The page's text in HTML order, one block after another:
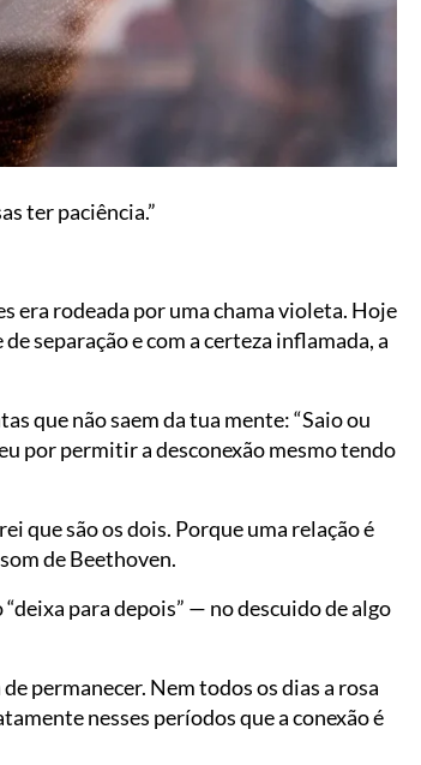
ter paciência.”
era rodeada por uma chama violeta. Hoje
separação e com a certeza inflamada, a
que não saem da tua mente: “Saio ou
eu por permitir a desconexão mesmo tendo
que são os dois. Porque uma relação é
de Beethoven.
“deixa para depois” — no descuido de algo
permanecer. Nem todos os dias a rosa
nesses períodos que a conexão é